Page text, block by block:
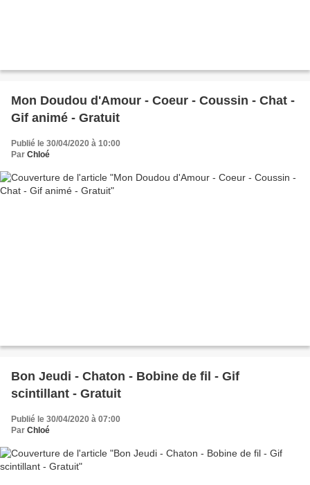
Mon Doudou d'Amour - Coeur - Coussin - Chat -
Gif animé - Gratuit
Publié le 30/04/2020 à 10:00
Par Chloé
Bon Jeudi - Chaton - Bobine de fil - Gif
scintillant - Gratuit
Publié le 30/04/2020 à 07:00
Par Chloé